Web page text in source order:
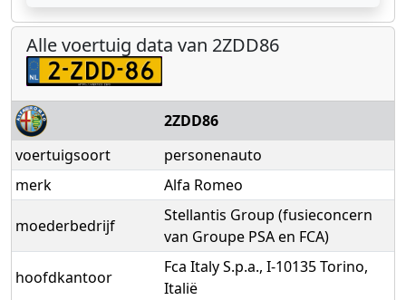
Alle voertuig data van 2ZDD86
2ZDD86
voertuigsoort
personenauto
merk
Alfa Romeo
moederbedrijf
Stellantis Group (fusieconcern
van Groupe PSA en FCA)
hoofdkantoor
Fca Italy S.p.a., I-10135 Torino,
Italië